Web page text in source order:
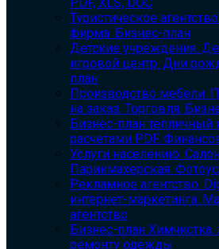
Туристическое
фирма. Бизнес-план
Детские учреждения.
игровой центр. Дни
план
Производство мебели.
на заказ. Торговля.
Бизнес-план тепличный
расчетами PDF.
Услуги населению.
Парикмахерская.
Рекламное агентство.
интернет-маркетинга.
агентство
Бизнес-план
ремонту одежды